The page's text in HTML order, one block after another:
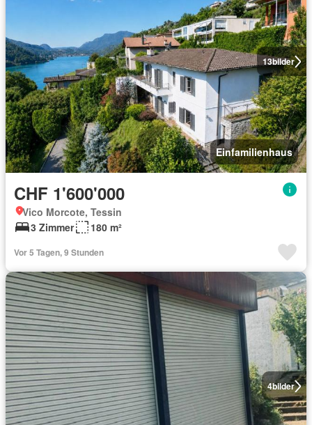
13bilder
Einfamilienhaus
CHF 1'600'000
Vico Morcote, Tessin
3 Zimmer
180 m²
Vor 5 Tagen, 9 Stunden
4bilder